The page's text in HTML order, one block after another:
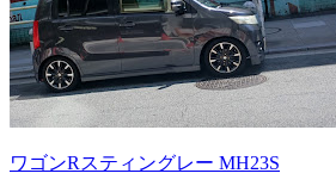
ワゴンRスティングレー MH23S